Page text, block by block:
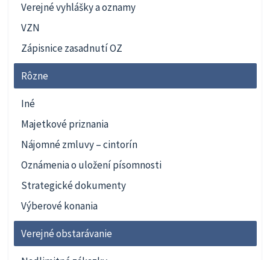
Verejné vyhlášky a oznamy
VZN
Zápisnice zasadnutí OZ
Rôzne
Iné
Majetkové priznania
Nájomné zmluvy – cintorín
Oznámenia o uložení písomnosti
Strategické dokumenty
Výberové konania
Verejné obstarávanie